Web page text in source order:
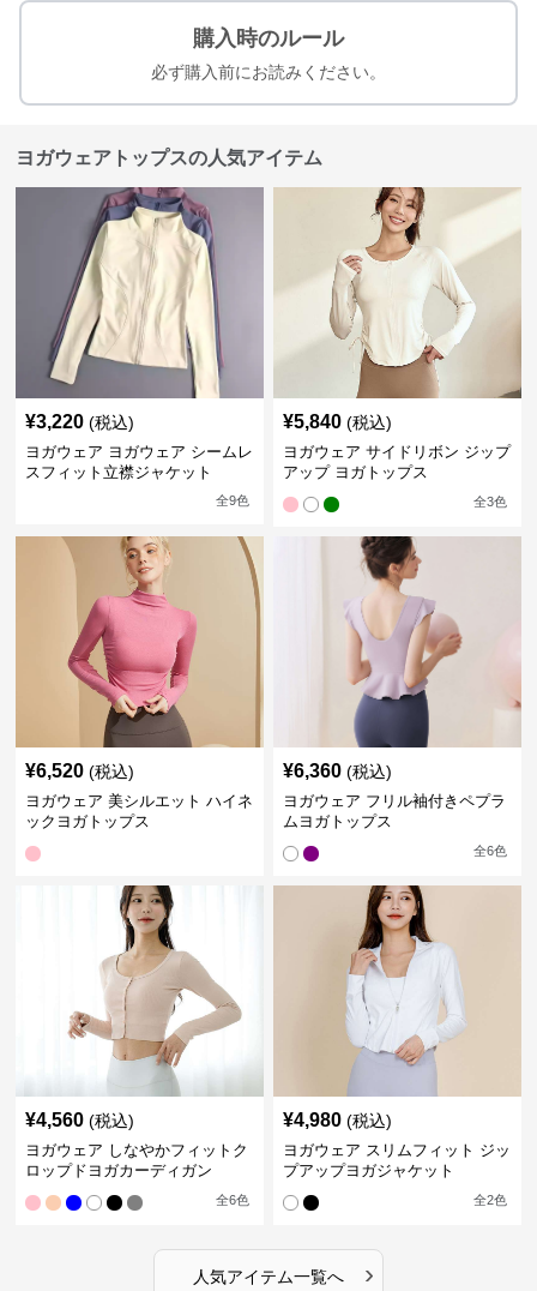
購入時のルール
必ず購入前にお読みください。
ヨガウェアトップスの人気アイテム
¥3,220 (税込)
ヨガウェア ヨガウェア シームレ
スフィット立襟ジャケット
全9色
¥5,840 (税込)
ヨガウェア サイドリボン ジップ
アップ ヨガトップス
全3色
¥6,520 (税込)
ヨガウェア 美シルエット ハイネ
ックヨガトップス
¥6,360 (税込)
ヨガウェア フリル袖付きペプラ
ムヨガトップス
全6色
¥4,560 (税込)
ヨガウェア しなやかフィットク
ロップドヨガカーディガン
全6色
¥4,980 (税込)
ヨガウェア スリムフィット ジッ
プアップヨガジャケット
全2色
人気アイテム一覧へ ›